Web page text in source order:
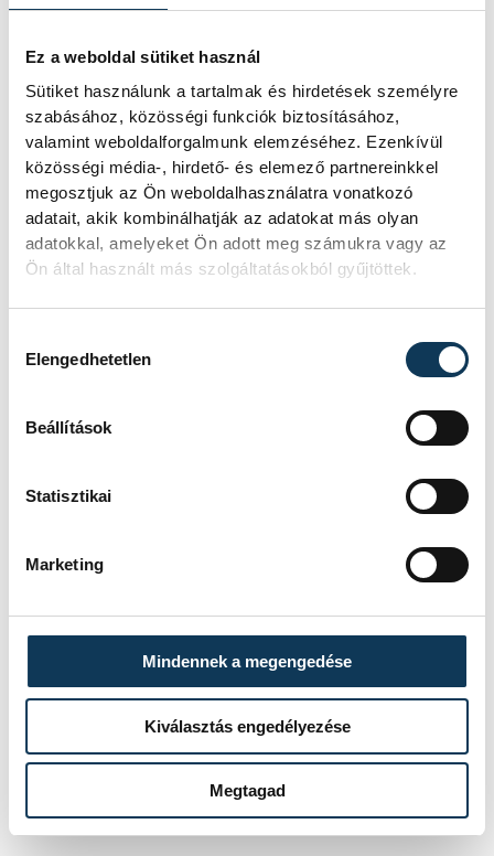
Ez a weboldal sütiket használ
Sütiket használunk a tartalmak és hirdetések személyre
szabásához, közösségi funkciók biztosításához,
valamint weboldalforgalmunk elemzéséhez. Ezenkívül
közösségi média-, hirdető- és elemező partnereinkkel
megosztjuk az Ön weboldalhasználatra vonatkozó
adatait, akik kombinálhatják az adatokat más olyan
adatokkal, amelyeket Ön adott meg számukra vagy az
Ön által használt más szolgáltatásokból gyűjtöttek.
Elengedhetetlen
Beállítások
Statisztikai
Marketing
Mindennek a megengedése
Kiválasztás engedélyezése
Megtagad
A Veszprém Megyei Testnevelő Tanárok
Egyesületének (VMTTE) elnöke,
Kavalecz
a rendezvény zárásaként reményét
fejezte ki, hogy jövőre hasonlóan sikeres
Veszprémi Sportágválasztó 2022
35 kép